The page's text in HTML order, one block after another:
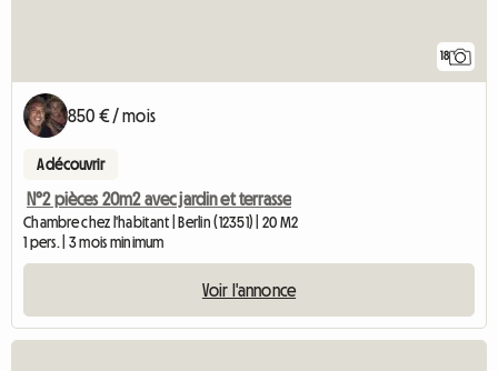
18
850 € / mois
A découvrir
N°2 pièces 20m2 avec jardin et terrasse
Chambre chez l'habitant | Berlin (12351) | 20 M2
1 pers. | 3 mois minimum
Voir l'annonce